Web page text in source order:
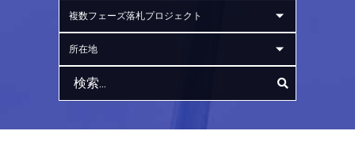
複数フェーズ落札プロジェクト
所在地